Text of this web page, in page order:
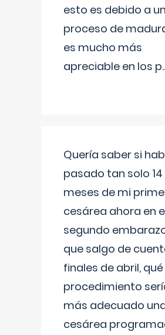
esto es debido a un
proceso de
es mucho más
apreciable en los p
Quería saber si
pasado tan solo 14
meses de mi
cesárea ahora en
segundo
que salgo de
finales de abril, qué
procedimiento
más adecuado
cesárea